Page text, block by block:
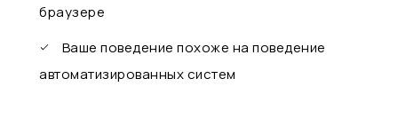
браузере
Ваше поведение похоже на поведение
автоматизированных систем